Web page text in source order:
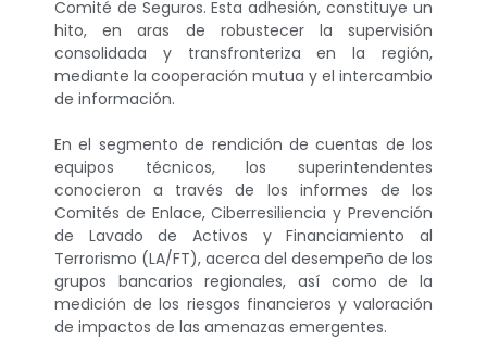
Comité de Seguros. Esta adhesión, constituye un
hito, en aras de robustecer la supervisión
consolidada y transfronteriza en la región,
mediante la cooperación mutua y el intercambio
de información.
En el segmento de rendición de cuentas de los
equipos técnicos, los superintendentes
conocieron a través de los informes de los
Comités de Enlace, Ciberresiliencia y Prevención
de Lavado de Activos y Financiamiento al
Terrorismo (LA/FT), acerca del desempeño de los
grupos bancarios regionales, así como de la
medición de los riesgos financieros y valoración
de impactos de las amenazas emergentes.